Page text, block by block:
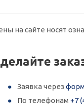
на сайте носят
Заявка через
По телефонам +7